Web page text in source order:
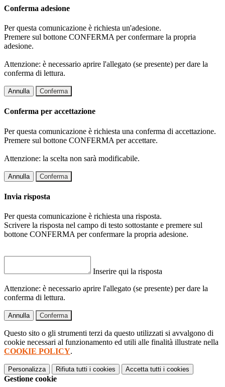
Conferma adesione
Per questa comunicazione è richiesta un'adesione.
Premere sul bottone CONFERMA per confermare la propria
adesione.
Attenzione: è necessario aprire l'allegato (se presente) per dare la
conferma di lettura.
Annulla Conferma
Conferma per accettazione
Per questa comunicazione è richiesta una conferma di accettazione.
Premere sul bottone CONFERMA per accettare.
Attenzione: la scelta non sarà modificabile.
Annulla Conferma
Invia risposta
Per questa comunicazione è richiesta una risposta.
Scrivere la risposta nel campo di testo sottostante e premere sul
bottone CONFERMA per confermare la propria adesione.
Inserire qui la risposta
Attenzione: è necessario aprire l'allegato (se presente) per dare la
conferma di lettura.
Annulla Conferma
Questo sito o gli strumenti terzi da questo utilizzati si avvalgono di
cookie necessari al funzionamento ed utili alle finalità illustrate nella
COOKIE POLICY.
Personalizza Rifiuta tutti i cookies Accetta tutti i cookies
Gestione cookie